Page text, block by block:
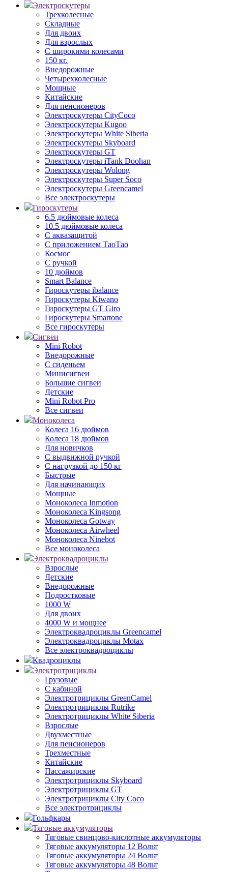
Электроскутеры
Трехколесные
Складные
Для двоих
Для взрослых
С широкими колесами
150 кг.
Внедорожные
Четырехколесные
Мощные
Китайские
Для пенсионеров
Электроскутеры CityCoco
Электроскутеры Kugoo
Электроскутеры White Siberia
Электроскутеры Skyboard
Электроскутеры GT
Электроскутеры iTank Doohan
Электроскутеры Wolong
Электроскутеры Super Soco
Электроскутеры Greencamel
Все электроскутеры
Гироскутеры
6.5 дюймовые колеса
10.5 дюймовые колеса
С аквазащитой
С приложением ТаоТао
Космос
С ручкой
10 дюймов
Smart Balance
Гироскутеры ibalance
Гироскутеры Kiwano
Гироскутеры GT Giro
Гироскутеры Smartone
Все гироскутеры
Сигвеи
Mini Robot
Внедорожные
С сиденьем
Минисигвеи
Большие сигвеи
Детские
Mini Robot Pro
Все сигвеи
Моноколеса
Колеса 16 дюймов
Колеса 18 дюймов
Для новичков
С выдвижной ручкой
С нагрузкой до 150 кг
Быстрые
Для начинающих
Мощные
Моноколеса Inmotion
Моноколеса Kingsong
Моноколеса Gotway
Моноколеса Airwheel
Моноколеса Ninebot
Все моноколеса
Электроквадроциклы
Взрослые
Детские
Внедорожные
Подростковые
1000 W
Для двоих
4000 W и мощнее
Электроквадроциклы Greencamel
Электроквадроциклы Motax
Все электроквадроциклы
Квадроциклы
Электротрициклы
Грузовые
С кабиной
Электротрициклы GreenCamel
Электротрициклы Rutrike
Электротрициклы White Siberia
Взрослые
Двухместные
Для пенсионеров
Трехместные
Китайские
Пассажирские
Электротрициклы Skyboard
Электротрициклы GT
Электротрициклы City Coco
Все электротрициклы
Гольфкары
Тяговые аккумуляторы
Тяговые свинцово-кислотные аккумуляторы
Тяговые аккумуляторы 12 Вольт
Тяговые аккумуляторы 24 Вольт
Тяговые аккумуляторы 48 Вольт